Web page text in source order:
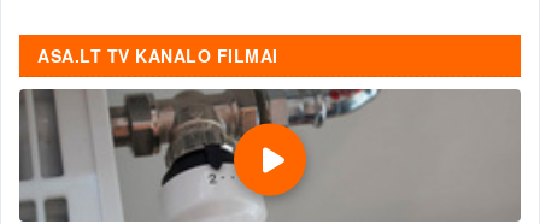
ASA.LT TV KANALO FILMAI